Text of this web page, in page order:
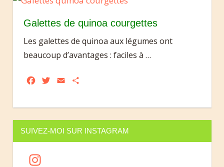
Galettes de quinoa courgettes
Les galettes de quinoa aux légumes ont
beaucoup d’avantages : faciles à …
FacebookTwitter
Email
SUIVEZ-MOI SUR INSTAGRAM